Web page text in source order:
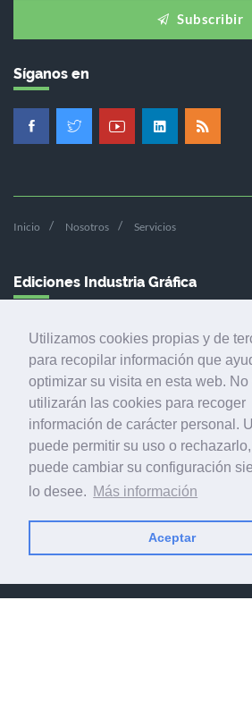
Utilizamos cookies propias y de
para recopilar información que
optimizar su visita en esta web. No
utilizarán las cookies para recoger
información de carácter personal.
puede permitir su uso o
puede cambiar su configuración
lo desee. Más información
Aceptar
Subscribir
Síganos en
Inicio Nosotros Servicios
Ediciones Industria Gráfica
Ediciones Industria Gráfica es una
el mercado de la comunicación gráfica
profesionales especializados en el mercado
comunicación visual y el envasado.
Calle Fluvià 257, bajos, 08020 Barcelona